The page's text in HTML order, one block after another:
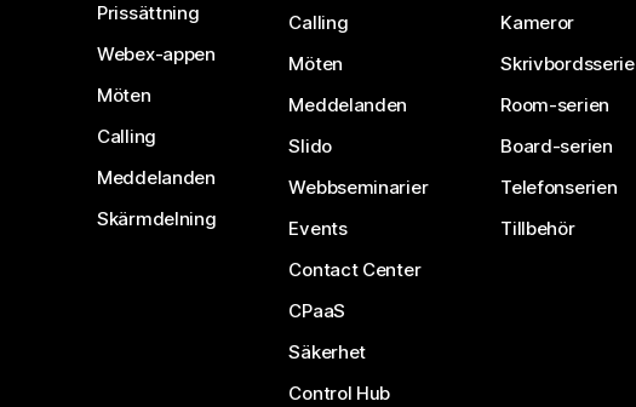
Prissättning
Webex-appen
Möten
Calling
Meddelanden
Skärmdelning
Calling
Möten
Meddelanden
Slido
Webbseminarier
Events
Contact Center
CPaaS
Säkerhet
Control Hub
Kameror
Skrivbordsserie
Room-serien
Board-serien
Telefonserien
Tillbehör